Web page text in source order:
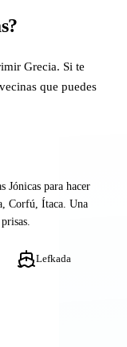
Grecia. Si te
que puedes
Jónicas para hacer
Corfú, Ítaca. Una
Lefkada